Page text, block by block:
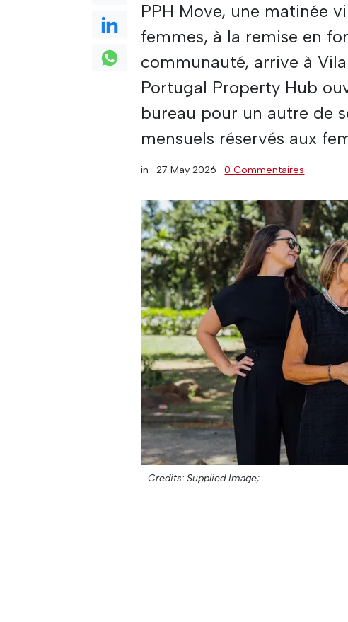
PPH Move, une matinée
femmes, à la remise en
communauté, arrive à
Portugal Property Hub
bureau pour un autre de
mensuels réservés aux
in ·27 May 2026 ·0 Commentaires
Credits: Supplied Image;